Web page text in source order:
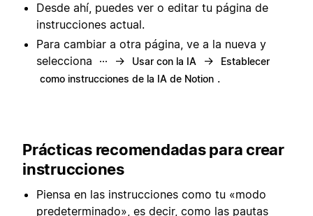
Desde ahí, puedes ver o editar tu página de
instrucciones actual.
Para cambiar a otra página, ve a la nueva y
selecciona
··· → Usar con la IA →
Establecer
como instrucciones de la IA de Notion .
Prácticas recomendadas para crear
instrucciones
Piensa en las instrucciones como tu «modo
predeterminado», es decir, como las pautas